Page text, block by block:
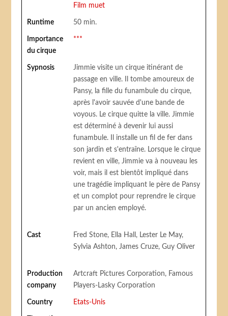
Film muet
Runtime 50 min.
Importance
du cirque
***
Sypnosis
Jimmie visite un cirque itinérant de
passage en ville. Il tombe amoureux de
Pansy, la fille du funambule du cirque,
après l'avoir sauvée d'une bande de
voyous. Le cirque quitte la ville. Jimmie
est déterminé à devenir lui aussi
funambule. Il installe un fil de fer dans
son jardin et s'entraîne. Lorsque le cirque
revient en ville, Jimmie va à nouveau les
voir, mais il est bientôt impliqué dans
une tragédie impliquant le père de Pansy
et un complot pour reprendre le cirque
par un ancien employé.
Cast
Fred Stone, Ella Hall, Lester Le May,
Sylvia Ashton, James Cruze, Guy Oliver
Production
company
Artcraft Pictures Corporation, Famous
Players-Lasky Corporation
Country Etats-Unis